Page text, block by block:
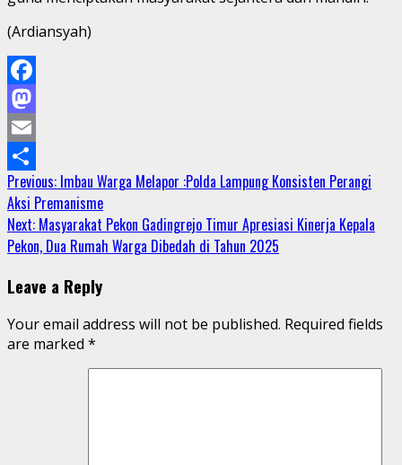
(Ardiansyah)
Facebook
Mastodon
Email
Share
Continue
Reading
Previous: Imbau Warga Melapor :Polda Lampung Konsisten Perangi
Aksi Premanisme
Next: Masyarakat Pekon Gadingrejo Timur Apresiasi Kinerja Kepala
Pekon, Dua Rumah Warga Dibedah di Tahun 2025
Leave a Reply
Your email address will not be published. Required fields
are marked *